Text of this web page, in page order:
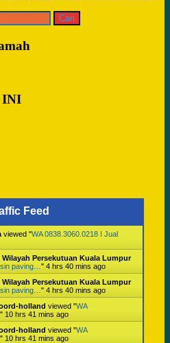
INI
Feed
viewed "WA 0838.3060.0218 I Jual
Persekutuan Kuala Lumpur
paving… " 4 hrs 40 mins ago
Persekutuan Kuala Lumpur
paving… " 4 hrs 40 mins ago
holland viewed "WA
" 10 hrs 41 mins ago
holland viewed "WA
" 10 hrs 41 mins ago